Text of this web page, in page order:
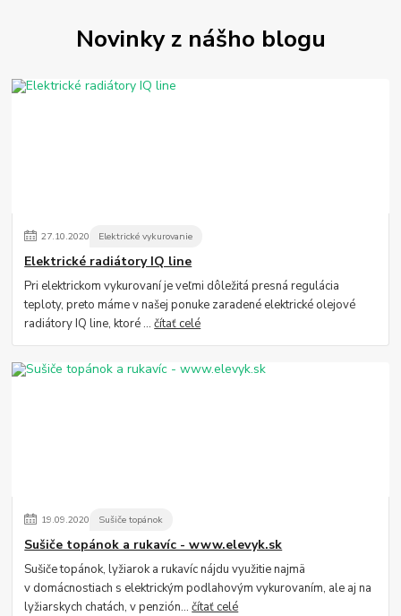
Novinky z nášho blogu
27.10.2020 Elektrické vykurovanie
Elektrické radiátory IQ line
Pri elektrickom vykurovaní je veľmi dôležitá presná regulácia
teploty, preto máme v našej ponuke zaradené elektrické olejové
radiátory IQ line, ktoré ...čítať celé
19.09.2020 Sušiče topánok
Sušiče topánok a rukavíc - www.elevyk.sk
Sušiče topánok, lyžiarok a rukavíc nájdu využitie najmä
v domácnostiach s elektrickým podlahovým vykurovaním, ale aj na
lyžiarskych chatách, v penzión...čítať celé